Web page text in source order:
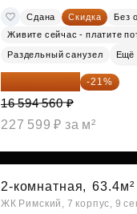
Сдана Скидка
Без
Живите сейчас - платите
Раздельный санузел Ещё
13 109 702 ₽ -21%
16 594 560 ₽
227 599 ₽ за м²
2-комнатная, 63.4м²
ЖК Римский, 7 корпус, 9